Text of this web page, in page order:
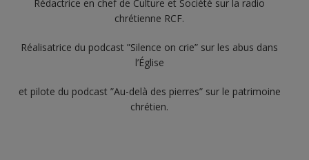
Rédactrice en chef de Culture et Société sur la radio
chrétienne RCF.
Réalisatrice du podcast ”Silence on crie” sur les abus dans
l’Église
et pilote du podcast ”Au-delà des pierres” sur le patrimoine
chrétien.